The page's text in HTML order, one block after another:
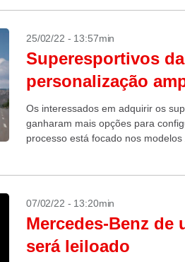
25/02/22 - 13:57min
Superesportivos
personalização
Os interessados em adquirir os
ganharam mais opções para
processo está focado nos
07/02/22 - 13:20min
Mercedes-Benz de
será leiloado